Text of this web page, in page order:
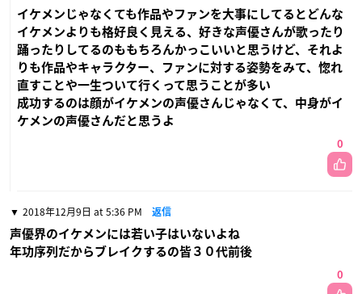
イケメンじゃなくても作品やファンを大事にしてるとどんな
イケメンよりも格好良く見える、好きな声優さんが歌ったり
踊ったりしてるのももちろんかっこいいと思うけど、それよ
りも作品やキャラクター、ファンに対する姿勢をみて、惚れ
直すことや一生ついて行くって思うことが多い
成功するのは顔がイケメンの声優さんじゃなくて、中身がイ
ケメンの声優さんだと思うよ
0
2018年12月9日 at 5:36 PM 返信
声優界のイケメンには若い子はいないよね
年功序列だからブレイクするの皆３０代前後
0